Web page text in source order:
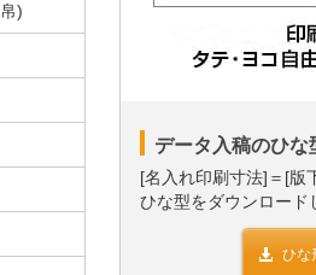
)
データ入稿のひな
[名入れ印刷寸法]＝[版
ひな型をダウンロード
ひな